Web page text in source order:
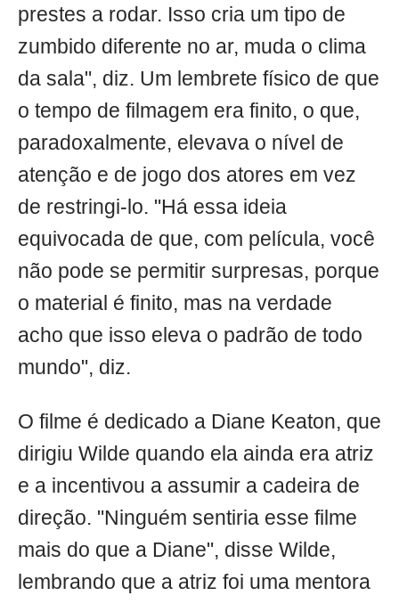
prestes a rodar. Isso cria um tipo de
zumbido diferente no ar, muda o clima
da sala", diz. Um lembrete físico de que
o tempo de filmagem era finito, o que,
paradoxalmente, elevava o nível de
atenção e de jogo dos atores em vez
de restringi-lo. "Há essa ideia
equivocada de que, com película, você
não pode se permitir surpresas, porque
o material é finito, mas na verdade
acho que isso eleva o padrão de todo
mundo", diz.
O filme é dedicado a Diane Keaton, que
dirigiu Wilde quando ela ainda era atriz
e a incentivou a assumir a cadeira de
direção. "Ninguém sentiria esse filme
mais do que a Diane", disse Wilde,
lembrando que a atriz foi uma mentora